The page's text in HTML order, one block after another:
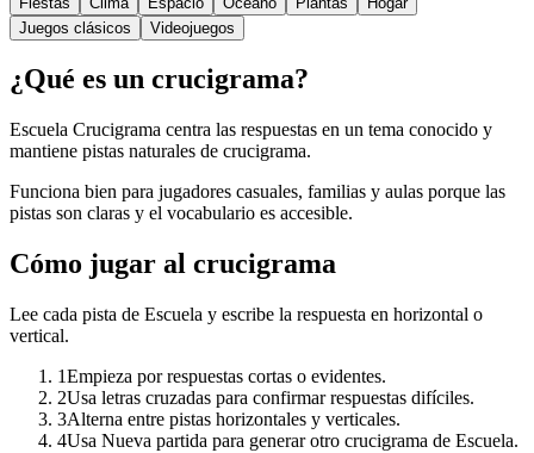
Juegos clásicos
Videojuegos
¿Qué es un crucigrama?
Escuela Crucigrama centra las respuestas en un tema conocido y
mantiene pistas naturales de crucigrama.
Funciona bien para jugadores casuales, familias y aulas porque las
pistas son claras y el vocabulario es accesible.
Cómo jugar al crucigrama
Lee cada pista de Escuela y escribe la respuesta en horizontal o
vertical.
1Empieza por respuestas cortas o evidentes.
2Usa letras cruzadas para confirmar respuestas difíciles.
3Alterna entre pistas horizontales y verticales.
4Usa Nueva partida para generar otro crucigrama de Escuela.